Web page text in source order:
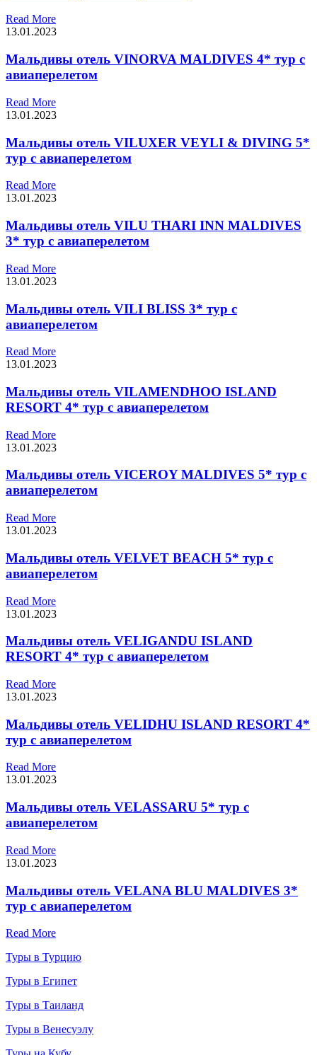
Read More
13.01.2023
Мальдивы отель VINORVA MALDIVES 4* тур с
авиаперелетом
Read More
13.01.2023
Мальдивы отель VILUXER VEYLI & DIVING 5*
тур с авиаперелетом
Read More
13.01.2023
Мальдивы отель VILU THARI INN MALDIVES
3* тур с авиаперелетом
Read More
13.01.2023
Мальдивы отель VILI BLISS 3* тур с
авиаперелетом
Read More
13.01.2023
Мальдивы отель VILAMENDHOO ISLAND
RESORT 4* тур с авиаперелетом
Read More
13.01.2023
Мальдивы отель VICEROY MALDIVES 5* тур с
авиаперелетом
Read More
13.01.2023
Мальдивы отель VELVET BEACH 5* тур с
авиаперелетом
Read More
13.01.2023
Мальдивы отель VELIGANDU ISLAND
RESORT 4* тур с авиаперелетом
Read More
13.01.2023
Мальдивы отель VELIDHU ISLAND RESORT 4*
тур с авиаперелетом
Read More
13.01.2023
Мальдивы отель VELASSARU 5* тур с
авиаперелетом
Read More
13.01.2023
Мальдивы отель VELANA BLU MALDIVES 3*
тур с авиаперелетом
Read More
Туры в Турцию
Туры в Египет
Туры в Таиланд
Туры в Венесуэлу